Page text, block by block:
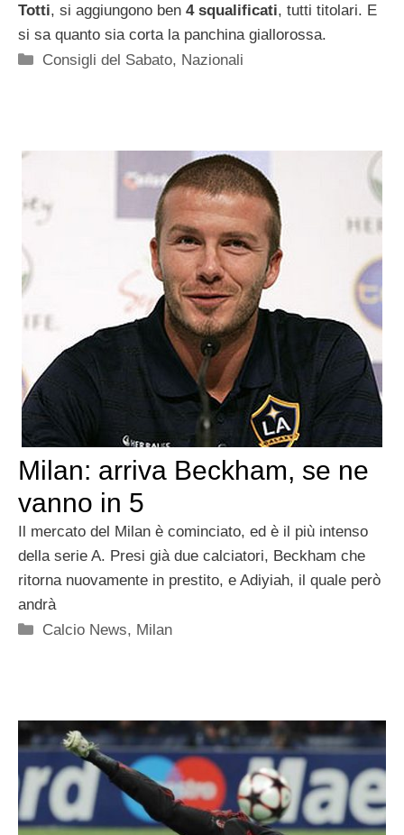
Totti, si aggiungono ben 4 squalificati, tutti titolari. E
si sa quanto sia corta la panchina giallorossa.
Categorie
Consigli del Sabato, Nazionali
Milan: arriva Beckham, se ne
vanno in 5
Il mercato del Milan è cominciato, ed è il più intenso
della serie A. Presi già due calciatori, Beckham che
ritorna nuovamente in prestito, e Adiyiah, il quale però
andrà
Categorie
Calcio News, Milan